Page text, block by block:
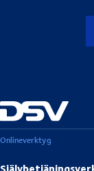
Onlineverktyg